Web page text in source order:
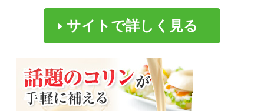
サイトで詳しく見る